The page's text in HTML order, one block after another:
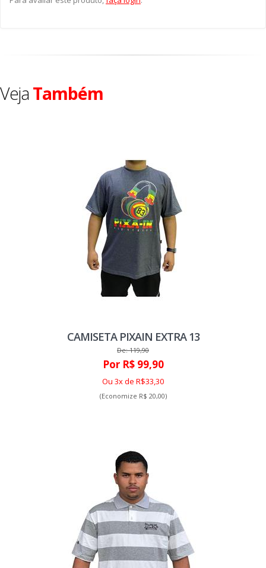
VejaTambém
CAMISETA PIXAIN EXTRA 13
De: 119,90
Por R$ 99,90
Ou 3x de R$33,30
(Economize R$ 20,00)